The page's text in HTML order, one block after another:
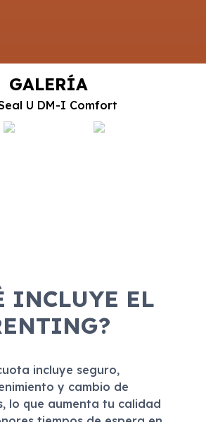
GALERÍA
INCLUYE EL
incluye seguro,
y cambio de
lo que aumenta tu calidad